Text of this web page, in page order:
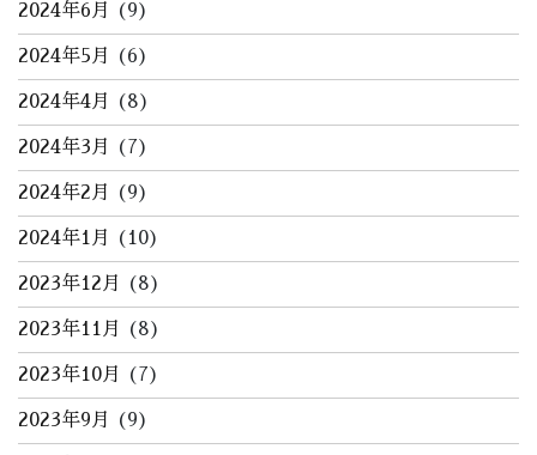
2024年6月 (9)
2024年5月 (6)
2024年4月 (8)
2024年3月 (7)
2024年2月 (9)
2024年1月 (10)
2023年12月 (8)
2023年11月 (8)
2023年10月 (7)
2023年9月 (9)